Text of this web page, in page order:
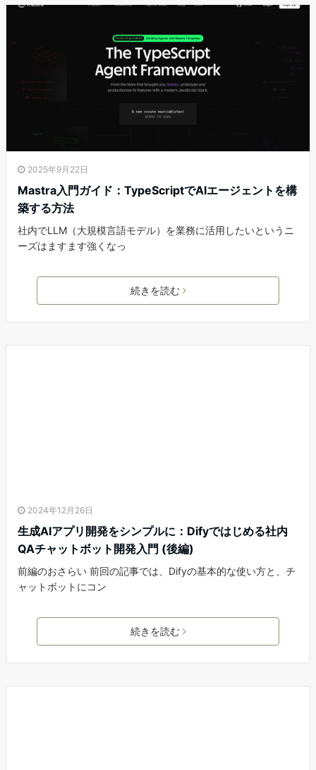
2025年9月22日
Mastra入門ガイド：TypeScriptでAIエージェントを構
築する方法
社内でLLM（大規模言語モデル）を業務に活用したいというニ
ーズはますます強くなっ
続きを読む
2024年12月26日
生成AIアプリ開発をシンプルに：Difyではじめる社内
QAチャットボット開発入門 (後編)
前編のおさらい 前回の記事では、Difyの基本的な使い方と、チ
ャットボットにコン
続きを読む